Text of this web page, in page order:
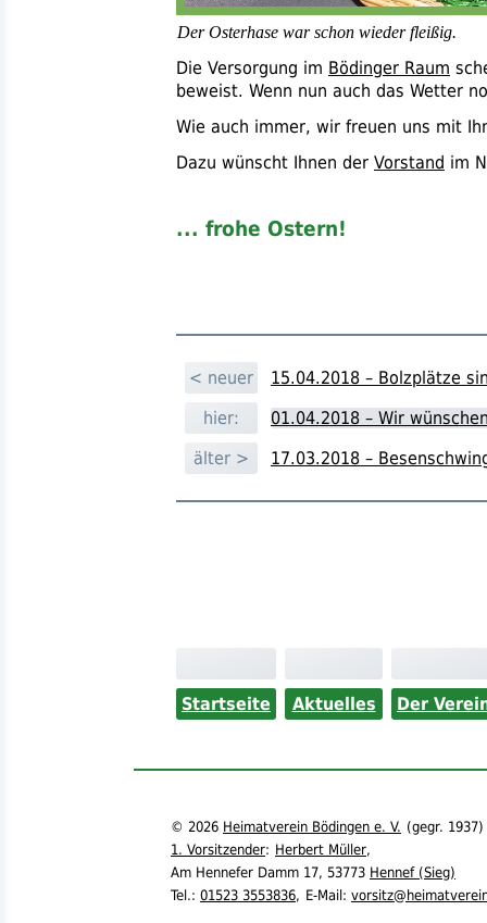
Der Osterhase war schon wieder fleißig.
Die Versorgung im Bödinger Raum
beweist. Wenn nun auch das Wetter
Wie auch immer, wir freuen uns mit
Dazu wünscht Ihnen der Vorstand im
... frohe Ostern!
< neuer
15.04.2018 – Bolzplätze
hier:
01.04.2018 – Wir
älter >
17.03.2018 –
Startseite Aktuelles Der
© 2026 Heimatverein Bödingen e. V. (gegr. 1937)
1. Vorsitzender: Herbert Müller,
Am Hennefer Damm 17, 53773 Hennef (Sieg)
Tel.: 01523 3553836, E-Mail: